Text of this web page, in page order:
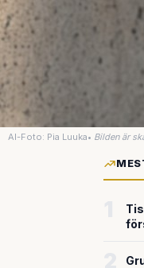
AI-Foto: Pia Luuka• Bilden är